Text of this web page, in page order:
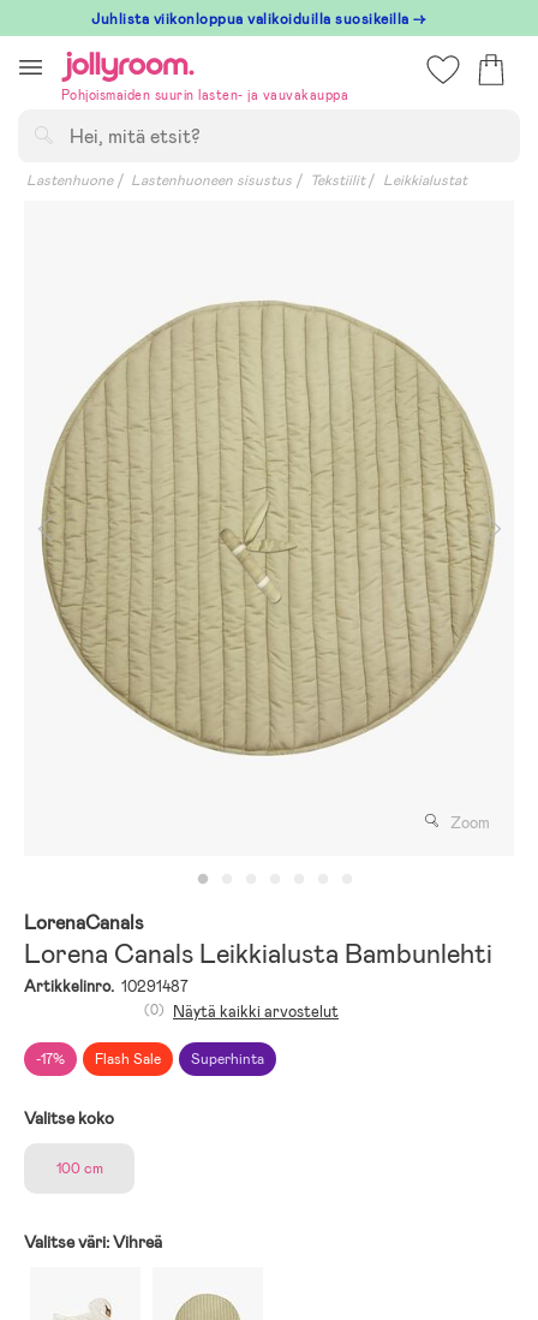
till
innehållet
Juhlista viikonloppua valikoiduilla suosikeilla →
Pohjoismaiden suurin lasten- ja vauvakauppa
Lastenhuone Lastenhuoneen sisustus Tekstiilit Leikkialustat
Zoom
LorenaCanals
Lorena Canals Leikkialusta Bambunlehti
Artikkelinro. 10291487
-17% Flash Sale Superhinta
(0) Näytä kaikki arvostelut
Valitse koko
100 cm
Valitse väri:Vihreä